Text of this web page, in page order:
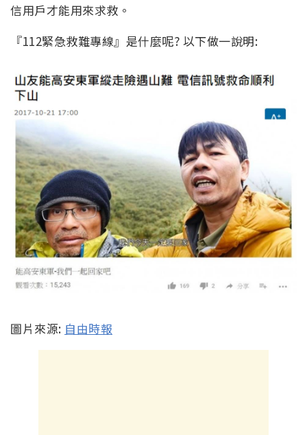
信用戶才能用來求救。
『112緊急救難專線』是什麼呢? 以下做一說明:
圖片來源: 自由時報